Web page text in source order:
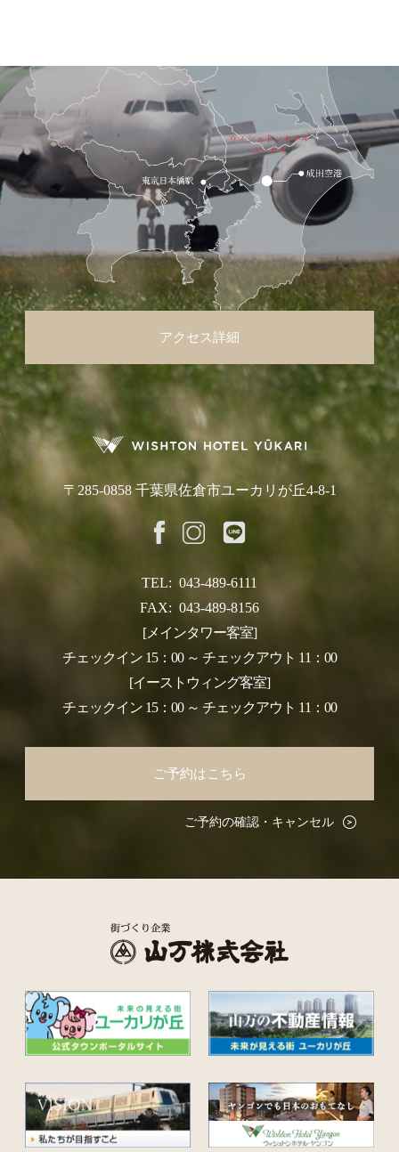
アクセス詳細
〒285-0858 千葉県佐倉市ユーカリが丘4-8-1
TEL: 043-489-6111
FAX: 043-489-8156
[メインタワー客室]
チェックイン 15：00 ～ チェックアウト 11：00
[イーストウィング客室]
チェックイン 15：00 ～ チェックアウト 11：00
ご予約はこちら
ご予約の確認・キャンセル